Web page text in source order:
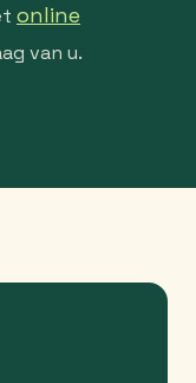
online
van u.